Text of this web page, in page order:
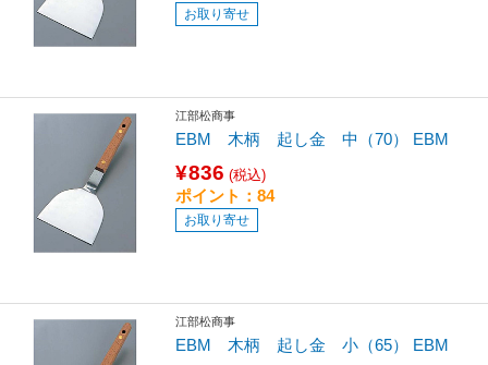
お取り寄せ
江部松商事
EBM 木柄 起し金 中（70） EBM
¥836 (税込)
ポイント：84
お取り寄せ
江部松商事
EBM 木柄 起し金 小（65） EBM